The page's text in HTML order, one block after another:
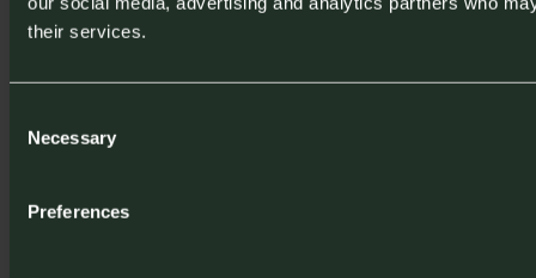
their services.
Selection
Necessary
Preferences